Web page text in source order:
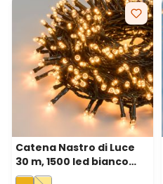
Catena Nastro di Luce
30 m, 1500 led bianco
extra caldo, cavo verde